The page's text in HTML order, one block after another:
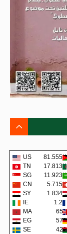
US 81.555K
TN
17.813K
SG
11.923K
CN
5.715K
SY
1.834K
IE
1.2K
MA
658
EG
579
SE
422